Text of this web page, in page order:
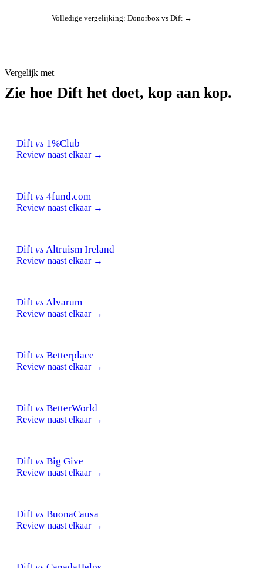
Volledige vergelijking: Donorbox vs Dift →
Vergelijk met
Zie hoe Dift het doet, kop aan kop.
Dift vs 1%Club
Review naast elkaar →
Dift vs 4fund.com
Review naast elkaar →
Dift vs Altruism Ireland
Review naast elkaar →
Dift vs Alvarum
Review naast elkaar →
Dift vs Betterplace
Review naast elkaar →
Dift vs BetterWorld
Review naast elkaar →
Dift vs Big Give
Review naast elkaar →
Dift vs BuonaCausa
Review naast elkaar →